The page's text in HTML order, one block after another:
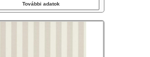
További adatok